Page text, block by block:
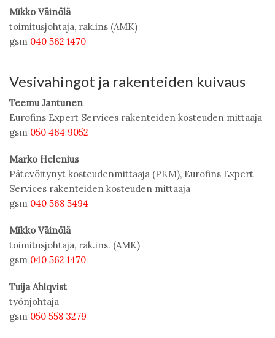
Mikko Väinölä
toimitusjohtaja, rak.ins (AMK)
gsm 040 562 1470
Vesivahingot ja rakenteiden kuivaus
Teemu Jantunen
Eurofins Expert Services rakenteiden kosteuden mittaaja
gsm 050 464 9052
Marko Helenius
Pätevöitynyt kosteudenmittaaja (PKM), Eurofins Expert
Services rakenteiden kosteuden mittaaja
gsm 040 568 5494
Mikko Väinölä
toimitusjohtaja, rak.ins. (AMK)
gsm 040 562 1470
Tuija Ahlqvist
työnjohtaja
gsm 050 558 3279